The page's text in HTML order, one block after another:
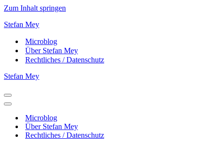
Zum Inhalt springen
Stefan Mey
Microblog
Über Stefan Mey
Rechtliches / Datenschutz
Stefan Mey
Navigationsmenü
Navigationsmenü
Microblog
Über Stefan Mey
Rechtliches / Datenschutz